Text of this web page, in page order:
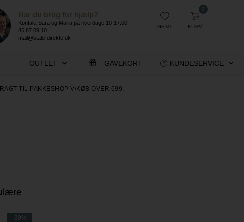
Har du brug for hjælp?
Kontakt Sara og Maria på hverdage 10-17.00
86 87 09 10
mail@stald-direkte.dk
GEMT
0
KURV
OUTLET GAVEKORT KUNDESERVICE
TIL PAKKESHOP V/KØB OVER 699,-
-30%